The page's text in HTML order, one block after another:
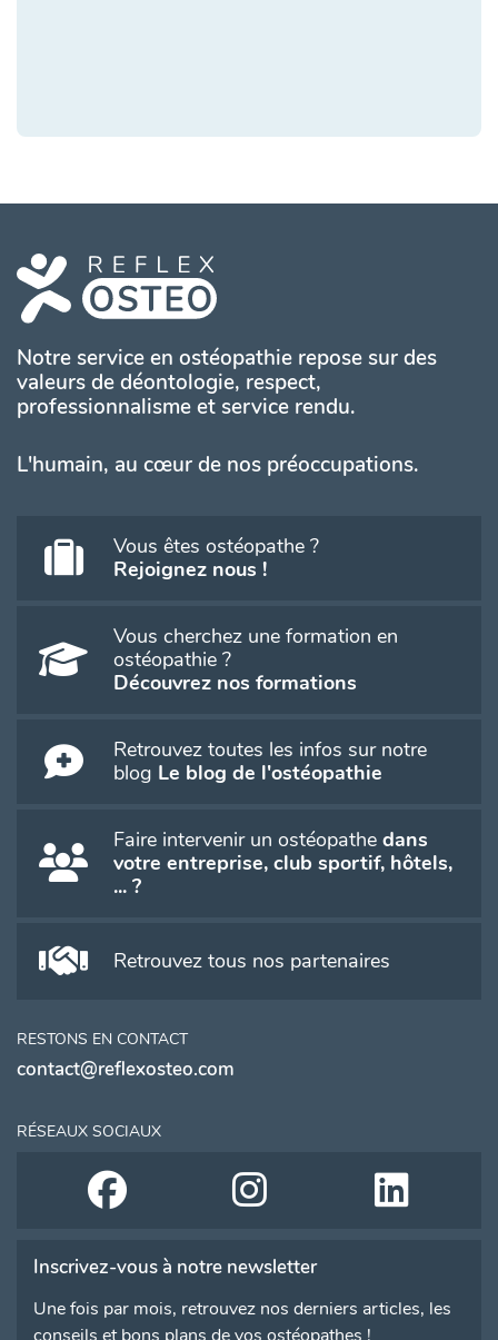
Notre service en ostéopathie repose sur des
valeurs de déontologie, respect,
professionnalisme et service rendu.
L'humain, au cœur de nos préoccupations.
Vous êtes ostéopathe ?
Rejoignez nous !
Vous cherchez une formation en
ostéopathie ?
Découvrez nos formations
Retrouvez toutes les infos sur notre
blog Le blog de l'ostéopathie
Faire intervenir un ostéopathe dans
votre entreprise, club sportif, hôtels,
... ?
Retrouvez tous nos partenaires
RESTONS EN CONTACT
contact@reflexosteo.com
RÉSEAUX SOCIAUX
Inscrivez-vous à notre newsletter
Une fois par mois, retrouvez nos derniers articles, les